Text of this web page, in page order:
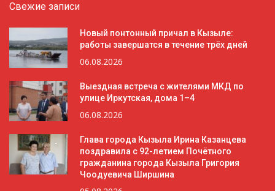
Свежие записи
Новый понтонный причал в Кызыле:
работы завершатся в течение трёх дней
06.08.2026
Выездная встреча с жителями МКД по
улице Иркутская, дома 1–4
06.08.2026
Глава города Кызыла Ирина Казанцева
поздравила с 92-летием Почётного
гражданина города Кызыла Григория
Чоодуевича Ширшина